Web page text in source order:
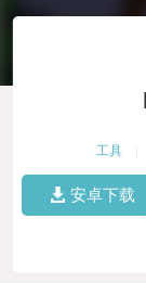
工具
安卓下载